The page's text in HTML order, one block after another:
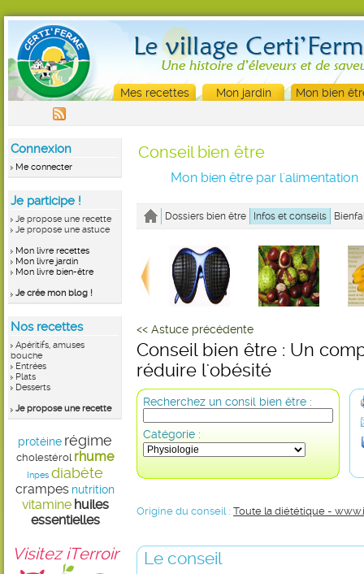
Mes recettes Mon jardin Mon bien
Connexion
Me connecter
Je participe !
Je propose une recette
Je propose une astuce
Mon livre recettes
Mon livre jardin
Mon livre bien-être
Je crée mon blog !
Nos recettes
Apéritifs, amuses
bouche
Entrées
Plats
Desserts
Je propose une recette
protéine régime
cholestérol rhume
Inpes diabète
crampes nutrition
vitamine huiles
essentielles
Visitez iTerroir
Conseil bien être
Mon bien être par l'alimentation
Dossiers bien être Infos et conseils
<< Astuce précédente
Conseil bien être : Un
réduire l'obésité
Recherchez un consil bien être :
Catégorie :
Origine du conseil : Toute la diététique -
Le conseil